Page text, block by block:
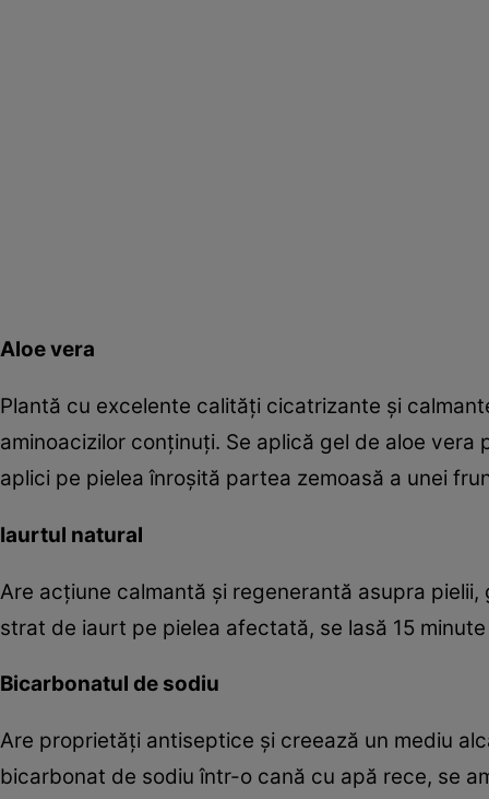
Aloe vera
Plantă cu excelente calităţi cicatrizante şi
aminoacizilor conţinuţi. Se aplică gel de aloe
aplici pe pielea înroşită partea zemoasă a unei
Iaurtul natural
Are acţiune calmantă şi regenerantă asupra
strat de iaurt pe pielea afectată, se lasă 15
Bicarbonatul de sodiu
Are proprietăţi antiseptice şi creează un mediu
bicarbonat de sodiu într-o cană cu apă rece, se